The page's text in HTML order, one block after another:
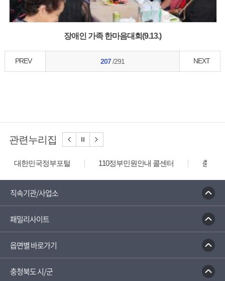
장애인 가족 한마음대회(9.13.)
PREV 207/291 NEXT
관련누리집
대한민국정부포털 110정부민원안내 콜센터 충청북
직속기관/사업소
패밀리사이트
읍면별 바로가기
충청북도 시/군